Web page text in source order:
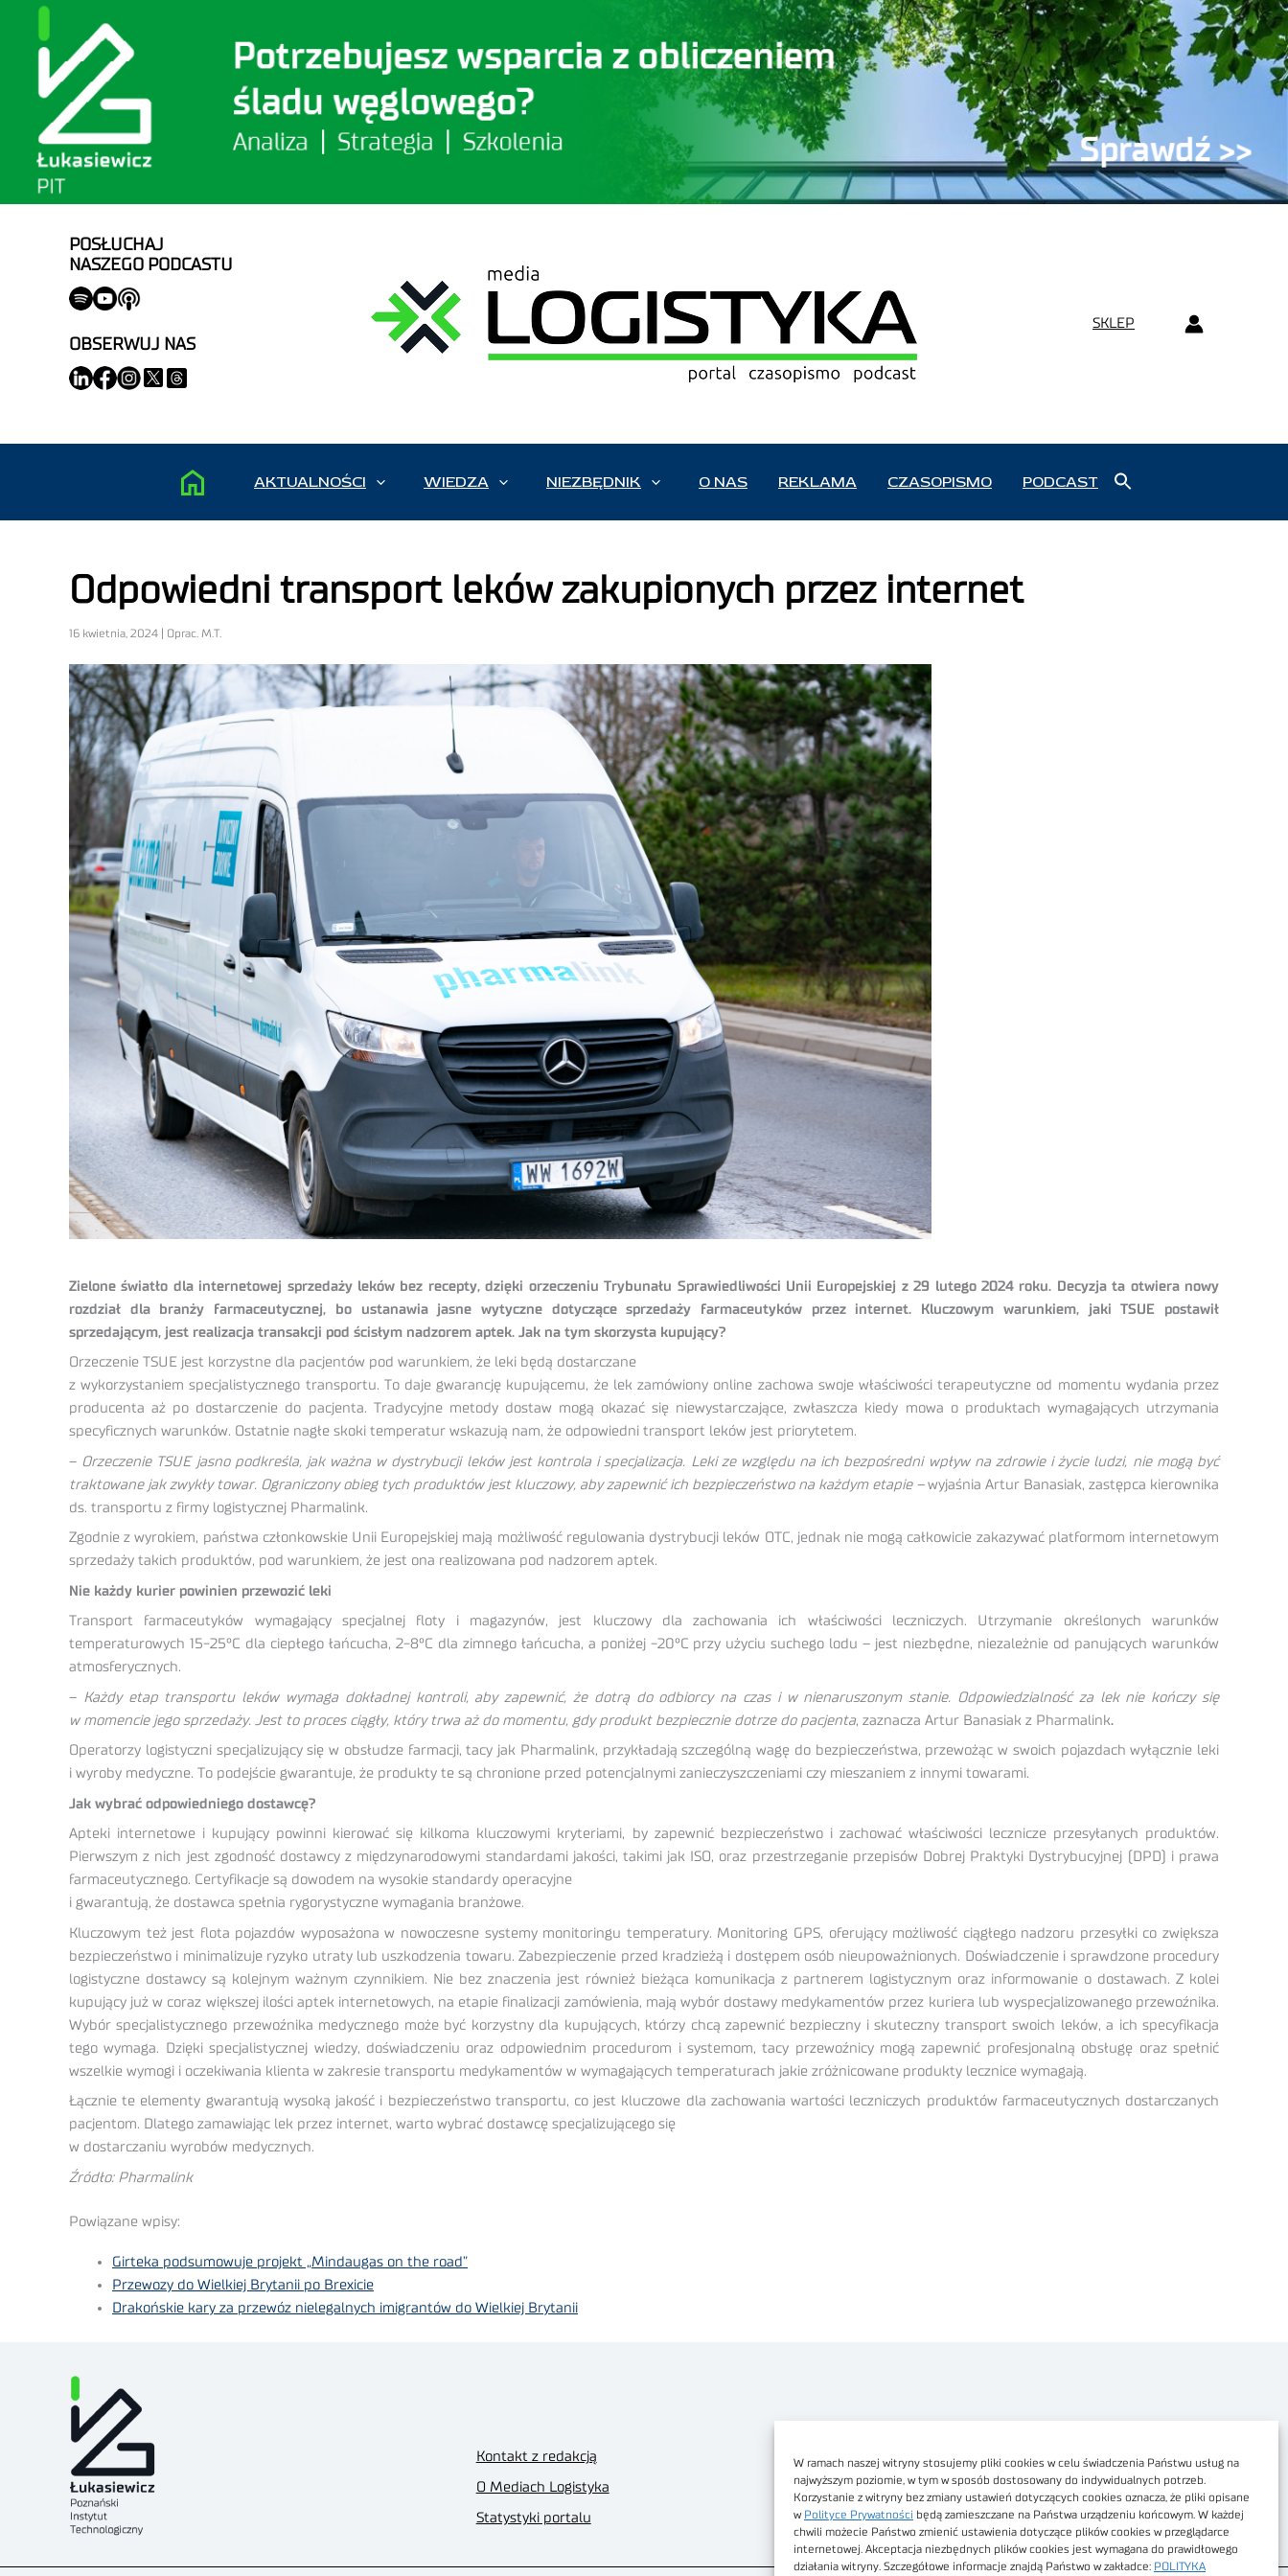
W ramach naszej witryny stosujemy pliki cookies w celu świadczenia Państwu usług na
najwyższym poziomie, w tym w sposób dostosowany do indywidualnych potrzeb.
Korzystanie z witryny bez zmiany ustawień dotyczących cookies oznacza, że pliki opisane
w Polityce Prywatności będą zamieszczane na Państwa urządzeniu końcowym. W każdej
chwili możecie Państwo zmienić ustawienia dotyczące plików cookies w przeglądarce
internetowej. Akceptacja niezbędnych plików cookies jest wymagana do prawidłowego
działania witryny. Szczegółowe informacje znajdą Państwo w zakładce: POLITYKA
POSŁUCHAJ
NASZEGO PODCASTU
OBSERWUJ NAS
SKLEP
AKTUALNOŚCI WIEDZA NIEZBĘDNIK O NAS REKLAMA CZASOPISMO PODCAST
Odpowiedni transport leków zakupionych przez internet
16 kwietnia, 2024 | Oprac. M.T.
Zielone światło dla internetowej sprzedaży leków bez recepty, dzięki orzeczeniu Trybunału Sprawiedliwości Unii Europejskiej z 29 lutego 2024 roku. Decyzja ta otwiera nowy
rozdział dla branży farmaceutycznej, bo ustanawia jasne wytyczne dotyczące sprzedaży farmaceutyków przez internet. Kluczowym warunkiem, jaki TSUE postawił
sprzedającym, jest realizacja transakcji pod ścisłym nadzorem aptek. Jak na tym skorzysta kupujący?
Orzeczenie TSUE jest korzystne dla pacjentów pod warunkiem, że leki będą dostarczane
z wykorzystaniem specjalistycznego transportu. To daje gwarancję kupującemu, że lek zamówiony online zachowa swoje właściwości terapeutyczne od momentu wydania przez
producenta aż po dostarczenie do pacjenta. Tradycyjne metody dostaw mogą okazać się niewystarczające, zwłaszcza kiedy mowa o produktach wymagających utrzymania
specyficznych warunków. Ostatnie nagłe skoki temperatur wskazują nam, że odpowiedni transport leków jest priorytetem.
– Orzeczenie TSUE jasno podkreśla, jak ważna w dystrybucji leków jest kontrola i specjalizacja. Leki ze względu na ich bezpośredni wpływ na zdrowie i życie ludzi, nie mogą być
traktowane jak zwykły towar. Ograniczony obieg tych produktów jest kluczowy, aby zapewnić ich bezpieczeństwo na każdym etapie – wyjaśnia Artur Banasiak, zastępca kierownika
ds. transportu z firmy logistycznej Pharmalink.
Zgodnie z wyrokiem, państwa członkowskie Unii Europejskiej mają możliwość regulowania dystrybucji leków OTC, jednak nie mogą całkowicie zakazywać platformom internetowym
sprzedaży takich produktów, pod warunkiem, że jest ona realizowana pod nadzorem aptek.
Nie każdy kurier powinien przewozić leki
Transport farmaceutyków wymagający specjalnej floty i magazynów, jest kluczowy dla zachowania ich właściwości leczniczych. Utrzymanie określonych warunków
temperaturowych 15-25°C dla ciepłego łańcucha, 2-8°C dla zimnego łańcucha, a poniżej -20°C przy użyciu suchego lodu – jest niezbędne, niezależnie od panujących warunków
atmosferycznych.
– Każdy etap transportu leków wymaga dokładnej kontroli, aby zapewnić, że dotrą do odbiorcy na czas i w nienaruszonym stanie. Odpowiedzialność za lek nie kończy się
w momencie jego sprzedaży. Jest to proces ciągły, który trwa aż do momentu, gdy produkt bezpiecznie dotrze do pacjenta, zaznacza Artur Banasiak z Pharmalink.
Operatorzy logistyczni specjalizujący się w obsłudze farmacji, tacy jak Pharmalink, przykładają szczególną wagę do bezpieczeństwa, przewożąc w swoich pojazdach wyłącznie leki
i wyroby medyczne. To podejście gwarantuje, że produkty te są chronione przed potencjalnymi zanieczyszczeniami czy mieszaniem z innymi towarami.
Jak wybrać odpowiedniego dostawcę?
Apteki internetowe i kupujący powinni kierować się kilkoma kluczowymi kryteriami, by zapewnić bezpieczeństwo i zachować właściwości lecznicze przesyłanych produktów.
Pierwszym z nich jest zgodność dostawcy z międzynarodowymi standardami jakości, takimi jak ISO, oraz przestrzeganie przepisów Dobrej Praktyki Dystrybucyjnej (DPD) i prawa
farmaceutycznego. Certyfikacje są dowodem na wysokie standardy operacyjne
i gwarantują, że dostawca spełnia rygorystyczne wymagania branżowe.
Kluczowym też jest flota pojazdów wyposażona w nowoczesne systemy monitoringu temperatury. Monitoring GPS, oferujący możliwość ciągłego nadzoru przesyłki co zwiększa
bezpieczeństwo i minimalizuje ryzyko utraty lub uszkodzenia towaru. Zabezpieczenie przed kradzieżą i dostępem osób nieupoważnionych. Doświadczenie i sprawdzone procedury
logistyczne dostawcy są kolejnym ważnym czynnikiem. Nie bez znaczenia jest również bieżąca komunikacja z partnerem logistycznym oraz informowanie o dostawach. Z kolei
kupujący już w coraz większej ilości aptek internetowych, na etapie finalizacji zamówienia, mają wybór dostawy medykamentów przez kuriera lub wyspecjalizowanego przewoźnika.
Wybór specjalistycznego przewoźnika medycznego może być korzystny dla kupujących, którzy chcą zapewnić bezpieczny i skuteczny transport swoich leków, a ich specyfikacja
tego wymaga. Dzięki specjalistycznej wiedzy, doświadczeniu oraz odpowiednim procedurom i systemom, tacy przewoźnicy mogą zapewnić profesjonalną obsługę oraz spełnić
wszelkie wymogi i oczekiwania klienta w zakresie transportu medykamentów w wymagających temperaturach jakie zróżnicowane produkty lecznice wymagają.
Łącznie te elementy gwarantują wysoką jakość i bezpieczeństwo transportu, co jest kluczowe dla zachowania wartości leczniczych produktów farmaceutycznych dostarczanych
pacjentom. Dlatego zamawiając lek przez internet, warto wybrać dostawcę specjalizującego się
w dostarczaniu wyrobów medycznych.
Źródło: Pharmalink
Powiązane wpisy:
Girteka podsumowuje projekt „Mindaugas on the road”
Przewozy do Wielkiej Brytanii po Brexicie
Drakońskie kary za przewóz nielegalnych imigrantów do Wielkiej Brytanii
Kontakt z redakcją
O Mediach Logistyka
Statystyki portalu
Dostępność cyfrowa
Regulamin Portalu
Regulamin sklepu